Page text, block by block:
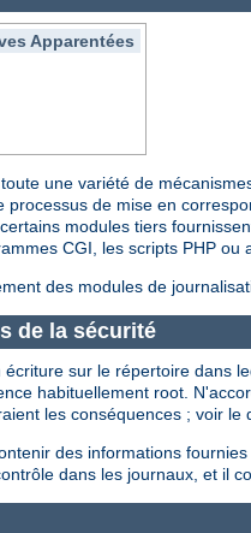
Apparentées
une variété de
processus de mise en
modules tiers
CGI, les scripts PHP
des modules de
de la sécurité
sur le répertoire dans
habituellement root.
les conséquences ; voir le
des informations
dans les journaux, et il